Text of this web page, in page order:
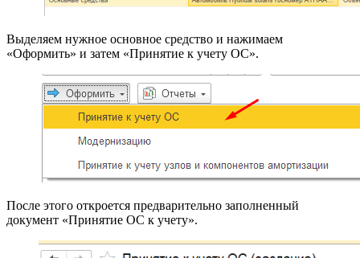
Выделяем нужное основное средство и нажимаем
«Оформить» и затем «Принятие к учету ОС».
После этого откроется предварительно заполненный
документ «Принятие ОС к учету».